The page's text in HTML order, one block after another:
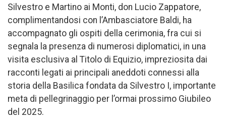
Silvestro e Martino ai Monti, don Lucio Zappatore,
complimentandosi con l’Ambasciatore Baldi, ha
accompagnato gli ospiti della cerimonia, fra cui si
segnala la presenza di numerosi diplomatici, in una
visita esclusiva al Titolo di Equizio, impreziosita dai
racconti legati ai principali aneddoti connessi alla
storia della Basilica fondata da Silvestro I, importante
meta di pellegrinaggio per l’ormai prossimo Giubileo
del 2025.